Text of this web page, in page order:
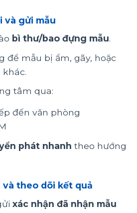
và gửi mẫu
bì thư/bao đựng mẫu.
để mẫu bị ẩm, gãy, hoặc
khác.
tâm qua:
đến văn phòng
phát nhanh theo hướng
và theo dõi kết quả
xác nhận đã nhận mẫu